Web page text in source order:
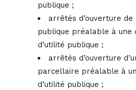
publique ;
arrêtés d’ouverture de
publique préalable à une
d’utilité publique ;
arrêtés d’ouverture
parcellaire préalable à
d’utilité publique ;